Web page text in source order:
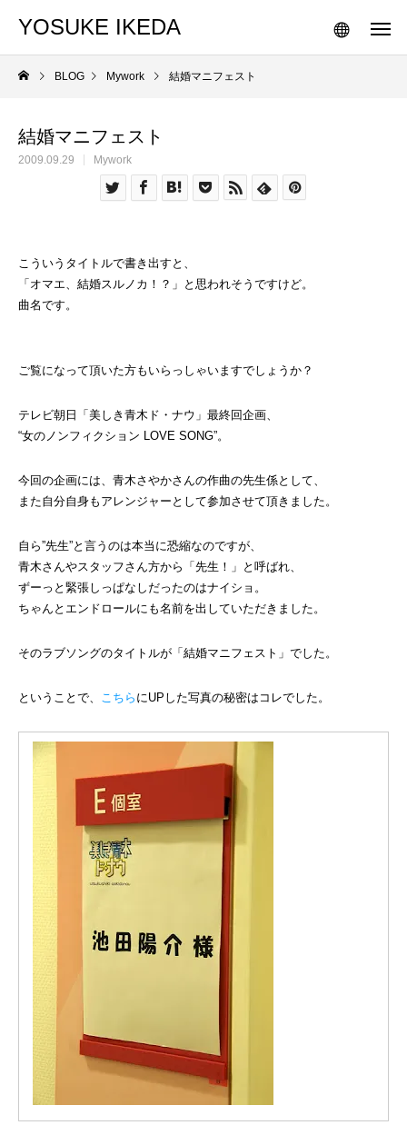
YOSUKE IKEDA
BLOG Mywork 結婚マニフェスト
結婚マニフェスト
2009.09.29 Mywork
こういうタイトルで書き出すと、
「オマエ、結婚スルノカ！？」と思われそうですけど。
曲名です。
ご覧になって頂いた方もいらっしゃいますでしょうか？
テレビ朝日「美しき青木ド・ナウ」最終回企画、
“女のノンフィクション LOVE SONG”。
今回の企画には、青木さやかさんの作曲の先生係として、
また自分自身もアレンジャーとして参加させて頂きました。
自ら”先生”と言うのは本当に恐縮なのですが、
青木さんやスタッフさん方から「先生！」と呼ばれ、
ずーっと緊張しっぱなしだったのはナイショ。
ちゃんとエンドロールにも名前を出していただきました。
そのラブソングのタイトルが「結婚マニフェスト」でした。
ということで、 こちら にUPした写真の秘密はコレでした。